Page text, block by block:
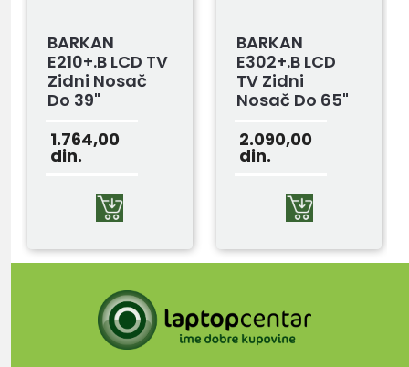
BARKAN
E210+.B LCD TV
Zidni Nosač
Do 39"
1.764,00
din.
BARKAN
E302+.B LCD
TV Zidni
Nosač Do 65"
2.090,00
din.